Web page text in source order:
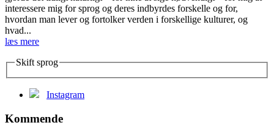
interessere mig for sprog og deres indbyrdes forskelle og for,
hvordan man lever og fortolker verden i forskellige kulturer, og
hvad...
læs mere
Skift sprog
Instagram
Kommende